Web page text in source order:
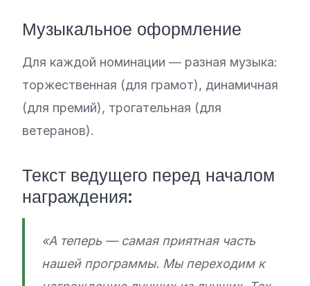
Музыкальное оформление
Для каждой номинации — разная музыка:
торжественная (для грамот), динамичная
(для премий), трогательная (для
ветеранов).
Текст ведущего перед началом
награждения:
«А теперь — самая приятная часть
нашей программы. Мы переходим к